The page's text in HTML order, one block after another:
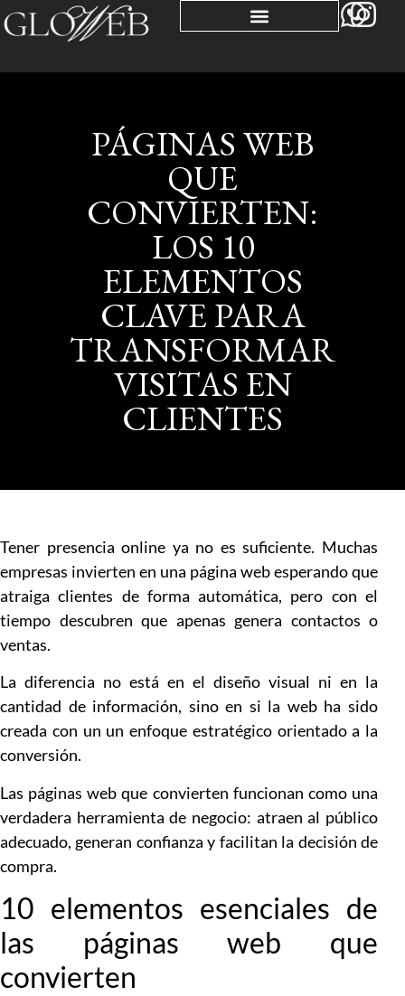
PÁGINAS WEB
QUE
CONVIERTEN:
LOS 10
ELEMENTOS
CLAVE PARA
TRANSFORMAR
VISITAS EN
CLIENTES
Tener presencia online ya no es suficiente. Muchas
empresas invierten en una página web esperando que
atraiga clientes de forma automática, pero con el
tiempo descubren que apenas genera contactos o
ventas.
La diferencia no está en el diseño visual ni en la
cantidad de información, sino en si la web ha sido
creada con un un enfoque estratégico orientado a la
conversión.
Las páginas web que convierten funcionan como una
verdadera herramienta de negocio: atraen al público
adecuado, generan confianza y facilitan la decisión de
compra.
10 elementos esenciales de
las páginas web que
convierten